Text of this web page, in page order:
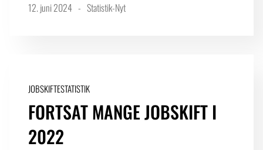
12. juni 2024 Statistik-Nyt
JOBSKIFTESTATISTIK
FORTSAT MANGE JOBSKIFT I
2022